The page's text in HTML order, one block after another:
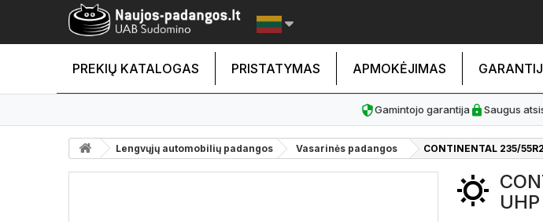
PREKIŲ KATALOGAS PRISTATYMAS APMOKĖJIMAS
Gamintojo garantija Saugus
Lengvųjų automobilių padangos Vasarinės padangos CONTINENTAL 235/